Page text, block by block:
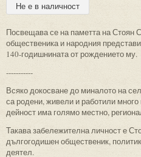
Посвещава се на паметта на Стоян
общественика и народния
140-годишнината от рождението му.
-----------
Всяко докосване до миналото на
са родени, живели и работили много
дейност има голямо местно,
Такава забележителна личност е
дългогодишен общественик,
деятел.